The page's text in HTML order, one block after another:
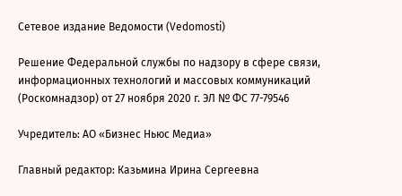
Сетевое издание Ведомости (Vedomosti)
Решение Федеральной службы по надзору в сфере связи,
информационных технологий и массовых коммуникаций
(Роскомнадзор) от 27 ноября 2020 г. ЭЛ № ФС 77-79546
Учредитель: АО «Бизнес Ньюс Медиа»
Главный редактор: Казьмина Ирина Сергеевна